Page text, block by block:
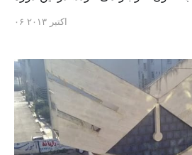
گیری خانه کارگر انجامید. بعد از
۰۶ اکتبر ۲۰۱۳